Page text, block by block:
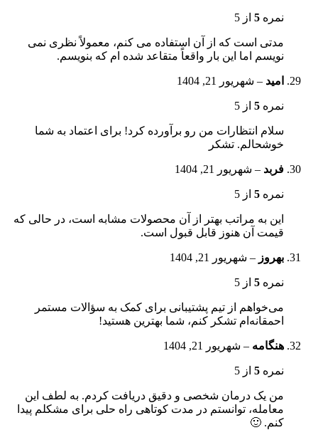
نمره 5 از 5
مدتی است که از آن استفاده می کنم، معمولاً نظری نمی
نویسم اما این بار واقعاً متقاعد شده ام که بنویسم.
امید – شهریور 21, 1404
نمره 5 از 5
سلام انتظارات من رو برآورده کرد! برای اعتماد به شما
خوشحالم. تشکر
فربد – شهریور 21, 1404
نمره 5 از 5
این به مراتب بهتر از آن محصولات مشابه است، در حالی که
قیمت آن هنوز قابل قبول است.
بهروز – شهریور 21, 1404
نمره 5 از 5
می‌خواهم از تیم پشتیبانی برای کمک به سؤالات مستمر
احمقانه‌ام تشکر کنم، شما بهترین هستید!
هنگامه – شهریور 21, 1404
نمره 5 از 5
من یک درمان شخصی و دقیق دریافت کردم. به لطف این
معامله، توانستم در مدت کوتاهی راه حلی برای مشکلم پیدا
کنم. 🙂